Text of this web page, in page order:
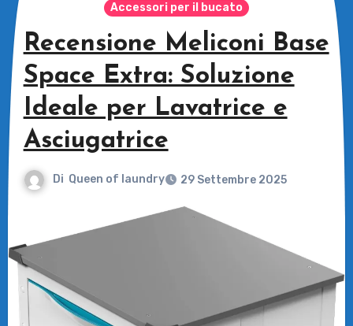
Accessori per il bucato
Recensione Meliconi Base
Space Extra: Soluzione
Ideale per Lavatrice e
Asciugatrice
Di Queen of laundry 29 Settembre 2025